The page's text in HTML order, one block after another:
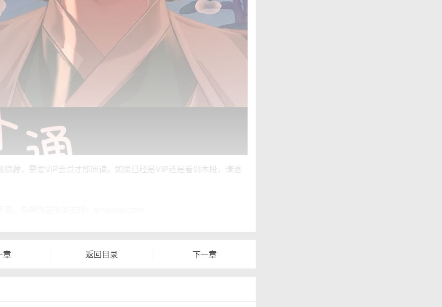
隐藏，需要VIP会员才能阅读。如果已经是VIP还是看到本段，请退
章 返回目录 下一章